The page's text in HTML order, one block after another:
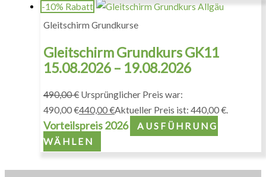
-10% Rabatt
Gleitschirm Grundkurse
Gleitschirm Grundkurs GK11
15.08.2026 – 19.08.2026
490,00€ Ursprünglicher Preis war:
490,00 €440,00€Aktueller Preis ist: 440,00 €.
Vorteilspreis 2026
AUSFÜHRUNG
WÄHLEN